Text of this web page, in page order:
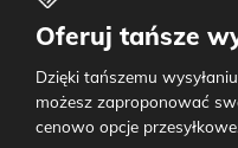
Oferuj tańsze
Dzięki tańszemu
możesz zaproponować
cenowo opcje przesyłkowe.